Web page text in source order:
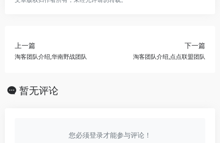
上一篇
淘客团队介绍,华南野战团队
下一篇
淘客团队介绍,点点联盟团队
暂无评论
您必须登录才能参与评论！